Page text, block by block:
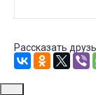
Рассказать